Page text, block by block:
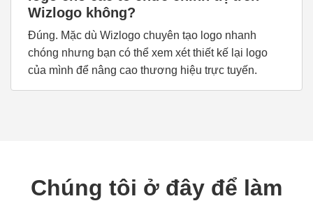
Wizlogo không?
Đúng. Mặc dù Wizlogo chuyên tạo logo nhanh
chóng nhưng bạn có thể xem xét thiết kế lại logo
của mình để nâng cao thương hiệu trực tuyến.
Chúng tôi ở đây để làm